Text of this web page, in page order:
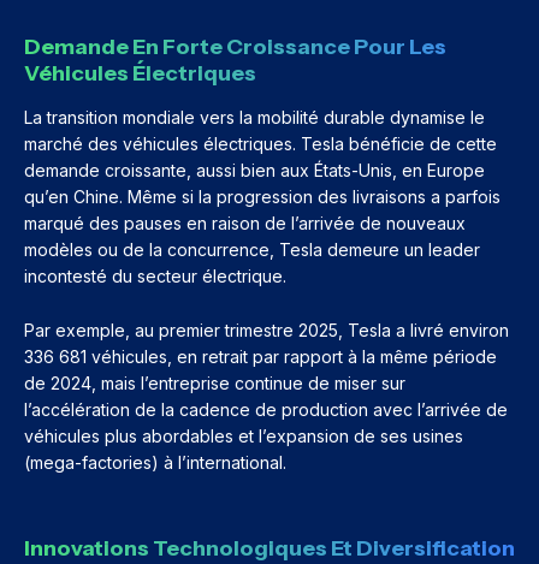
Demande En Forte Croissance Pour Les
Véhicules Électriques
La transition mondiale vers la mobilité durable dynamise le
marché des véhicules électriques. Tesla bénéficie de cette
demande croissante, aussi bien aux États-Unis, en Europe
qu’en Chine. Même si la progression des livraisons a parfois
marqué des pauses en raison de l’arrivée de nouveaux
modèles ou de la concurrence, Tesla demeure un leader
incontesté du secteur électrique.
Par exemple, au premier trimestre 2025, Tesla a livré environ
336 681 véhicules, en retrait par rapport à la même période
de 2024, mais l’entreprise continue de miser sur
l’accélération de la cadence de production avec l’arrivée de
véhicules plus abordables et l’expansion de ses usines
(mega-factories) à l’international.
Innovations Technologiques Et Diversification